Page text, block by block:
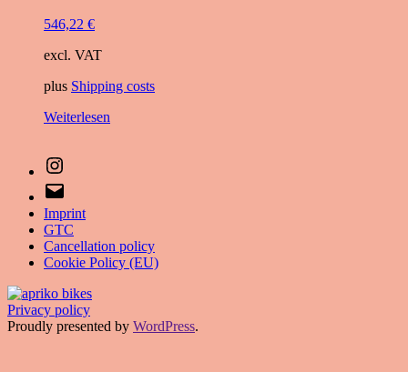
546,22 €
excl. VAT
plus Shipping costs
Weiterlesen
Imprint
GTC
Cancellation policy
Cookie Policy (EU)
Privacy policy
Proudly presented by WordPress.